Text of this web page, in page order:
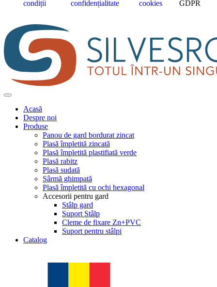
condiții
confidențialitate
cookies
GDPR
Acasă
Despre noi
Produse
Panou de gard bordurat zincat
Plasă împletită zincată
Plasă împletită plastifiată verde
Plasă rabitz
Plasă sudată
Sârmă ghimpată
Plasă împletită cu ochi hexagonal
Accesorii pentru gard
Stâlp gard
Suport Stâlp
Cleme de fixare Zn+PVC
Suport pentru stâlpi
Catalog